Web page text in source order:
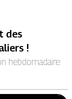
des
!
hebdomadaire.